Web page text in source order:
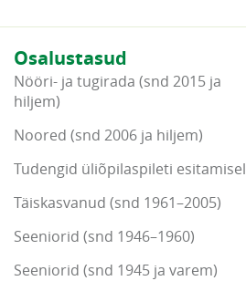
Osalustasud
Nööri- ja tugirada (snd 2015 ja
hiljem)
Noored (snd 2006 ja hiljem)
Tudengid üliõpilaspileti esitamisel
Täiskasvanud (snd 1961–2005)
Seeniorid (snd 1946–1960)
Seeniorid (snd 1945 ja varem)